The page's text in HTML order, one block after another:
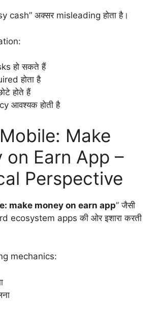
cash” अक्सर misleading होता है।
हो सकते हैं
होता है
होते हैं
आवश्यक होती है
Make
on Earn App –
Perspective
make money on earn app” जैसी
ecosystem apps की ओर इशारा करती
mechanics: